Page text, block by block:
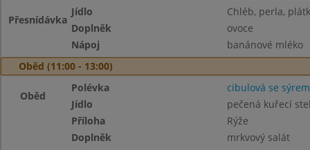
Přesnídávka
Jídlo
Chléb, perla,
Doplněk
ovoce
Nápoj
banánové mléko
Oběd (11:00 - 13:00)
Oběd
Polévka
cibulová se sýrem
Jídlo
pečená kuřecí
Příloha
Rýže
Doplněk
mrkvový salát